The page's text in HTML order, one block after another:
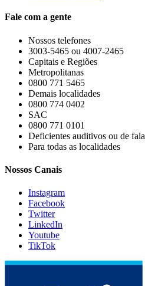
Fale com a gente
Nossos telefones
3003-5465 ou 4007-2465
Capitais e Regiões
Metropolitanas
0800 771 5465
Demais localidades
0800 774 0402
SAC
0800 771 0101
Deficientes auditivos ou de fala
Para todas as localidades
Nossos Canais
Instagram
Facebook
Twitter
LinkedIn
Youtube
TikTok